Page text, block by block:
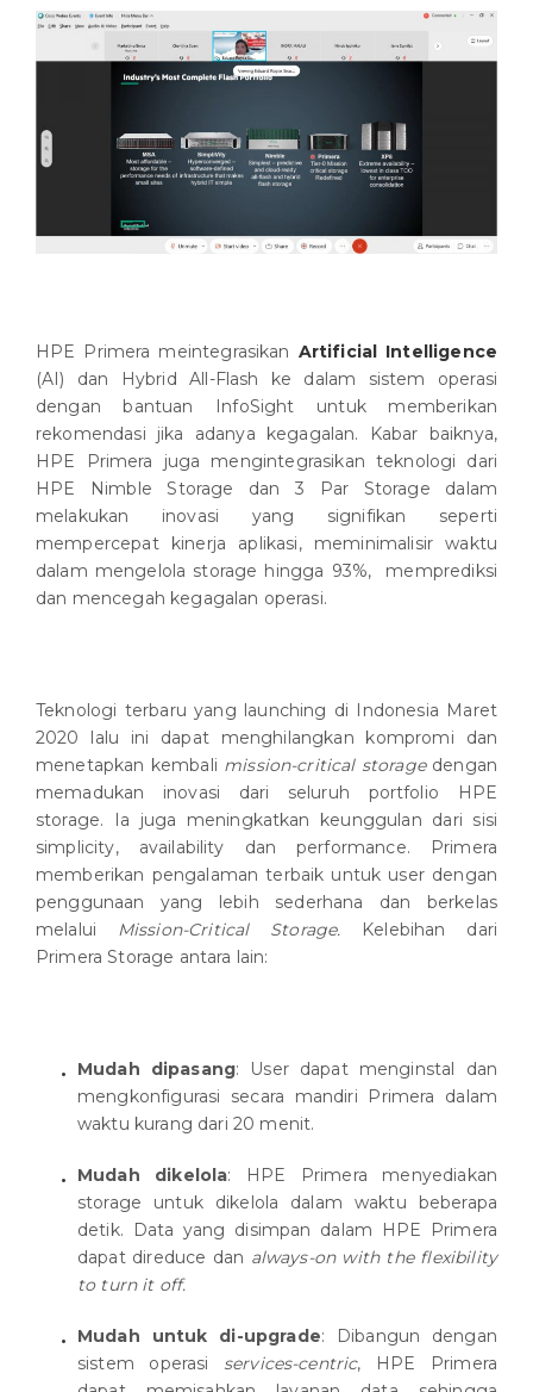
HPE Primera meintegrasikan Artificial Intelligence
(AI) dan Hybrid All-Flash ke dalam sistem operasi
dengan bantuan InfoSight untuk memberikan
rekomendasi jika adanya kegagalan. Kabar baiknya,
HPE Primera juga mengintegrasikan teknologi dari
HPE Nimble Storage dan 3 Par Storage dalam
melakukan inovasi yang signifikan seperti
mempercepat kinerja aplikasi, meminimalisir waktu
dalam mengelola storage hingga 93%, memprediksi
dan mencegah kegagalan operasi.
Teknologi terbaru yang launching di Indonesia Maret
2020 lalu ini dapat menghilangkan kompromi dan
menetapkan kembali mission-critical storagedengan
memadukan inovasi dari seluruh portfolio HPE
storage. Ia juga meningkatkan keunggulan dari sisi
simplicity, availability dan performance. Primera
memberikan pengalaman terbaik untuk user dengan
penggunaan yang lebih sederhana dan berkelas
melalui Mission-Critical Storage.
Kelebihan dari
Primera Storage antara lain:
Mudah dipasang: User dapat menginstal dan
mengkonfigurasi secara mandiri Primera dalam
waktu kurang dari 20 menit.
Mudah dikelola: HPE Primera menyediakan
storage untuk dikelola dalam waktu beberapa
detik. Data yang disimpan dalam HPE Primera
dapat direduce dan always-on with the flexibility
to turn it off.
Mudah untuk di-upgrade: Dibangun dengan
sistem operasi services-centric, HPE Primera